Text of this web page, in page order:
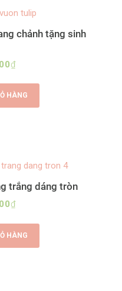
chảnh tặng sinh
₫
HÀNG
trắng dáng tròn
₫
HÀNG